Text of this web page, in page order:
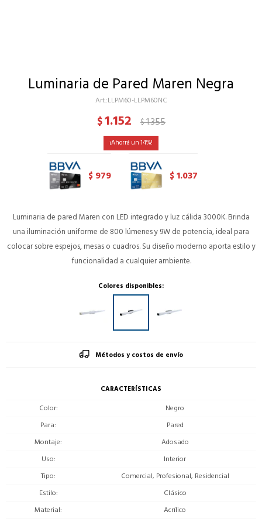
Luminaria de Pared Maren Negra
LLPM60-LLPM60NC
$1.152 $1.355
14
$ 979 $1.037
Luminaria de pared Maren con LED integrado y luz cálida 3000K. Brinda
una iluminación uniforme de 800 lúmenes y 9W de potencia, ideal para
colocar sobre espejos, mesas o cuadros. Su diseño moderno aporta estilo y
funcionalidad a cualquier ambiente.
Colores disponibles:
Métodos y costos de envío
CARACTERÍSTICAS
Color
Negro
Para
Pared
Montaje
Adosado
Uso
Interior
Tipo
Comercial, Profesional, Residencial
Estilo
Clásico
Material
Acrílico